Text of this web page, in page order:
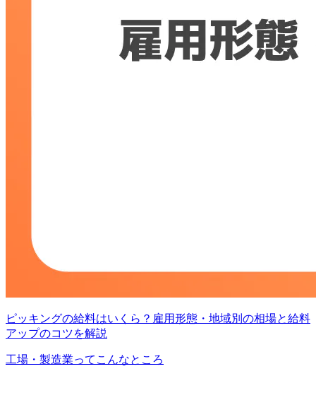
ピッキングの給料はいくら？雇用形態・地域別の相場と給料
アップのコツを解説
工場・製造業ってこんなところ